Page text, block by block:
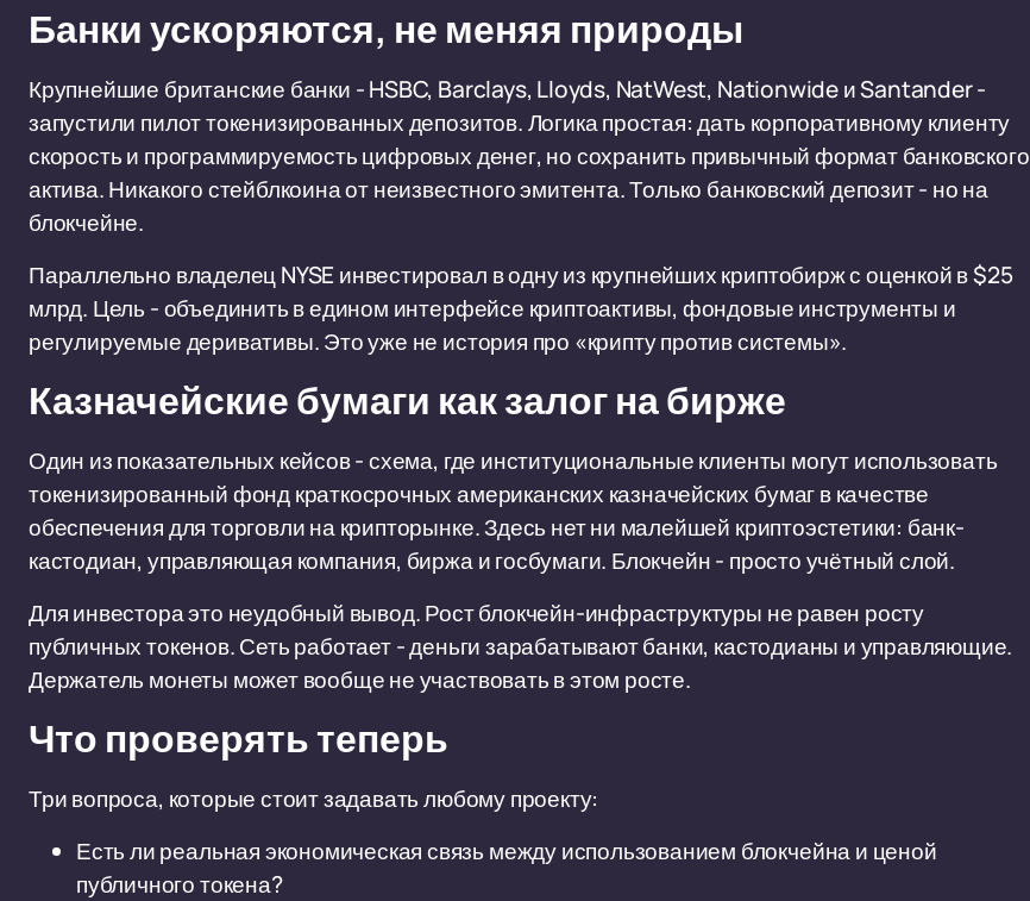
Банки ускоряются, не меняя природы
Крупнейшие британские банки - HSBC, Barclays, Lloyds, NatWest, Nationwide и Santander -
запустили пилот токенизированных депозитов. Логика простая: дать корпоративному клиенту
скорость и программируемость цифровых денег, но сохранить привычный формат банковского
актива. Никакого стейблкоина от неизвестного эмитента. Только банковский депозит - но на
блокчейне.
Параллельно владелец NYSE инвестировал в одну из крупнейших криптобирж с оценкой в $25
млрд. Цель - объединить в едином интерфейсе криптоактивы, фондовые инструменты и
регулируемые деривативы. Это уже не история про «крипту против системы».
Казначейские бумаги как залог на бирже
Один из показательных кейсов - схема, где институциональные клиенты могут использовать
токенизированный фонд краткосрочных американских казначейских бумаг в качестве
обеспечения для торговли на крипторынке. Здесь нет ни малейшей криптоэстетики: банк-
кастодиан, управляющая компания, биржа и госбумаги. Блокчейн - просто учётный слой.
Для инвестора это неудобный вывод. Рост блокчейн-инфраструктуры не равен росту
публичных токенов. Сеть работает - деньги зарабатывают банки, кастодианы и управляющие.
Держатель монеты может вообще не участвовать в этом росте.
Что проверять теперь
Три вопроса, которые стоит задавать любому проекту:
Есть ли реальная экономическая связь между использованием блокчейна и ценой
публичного токена?